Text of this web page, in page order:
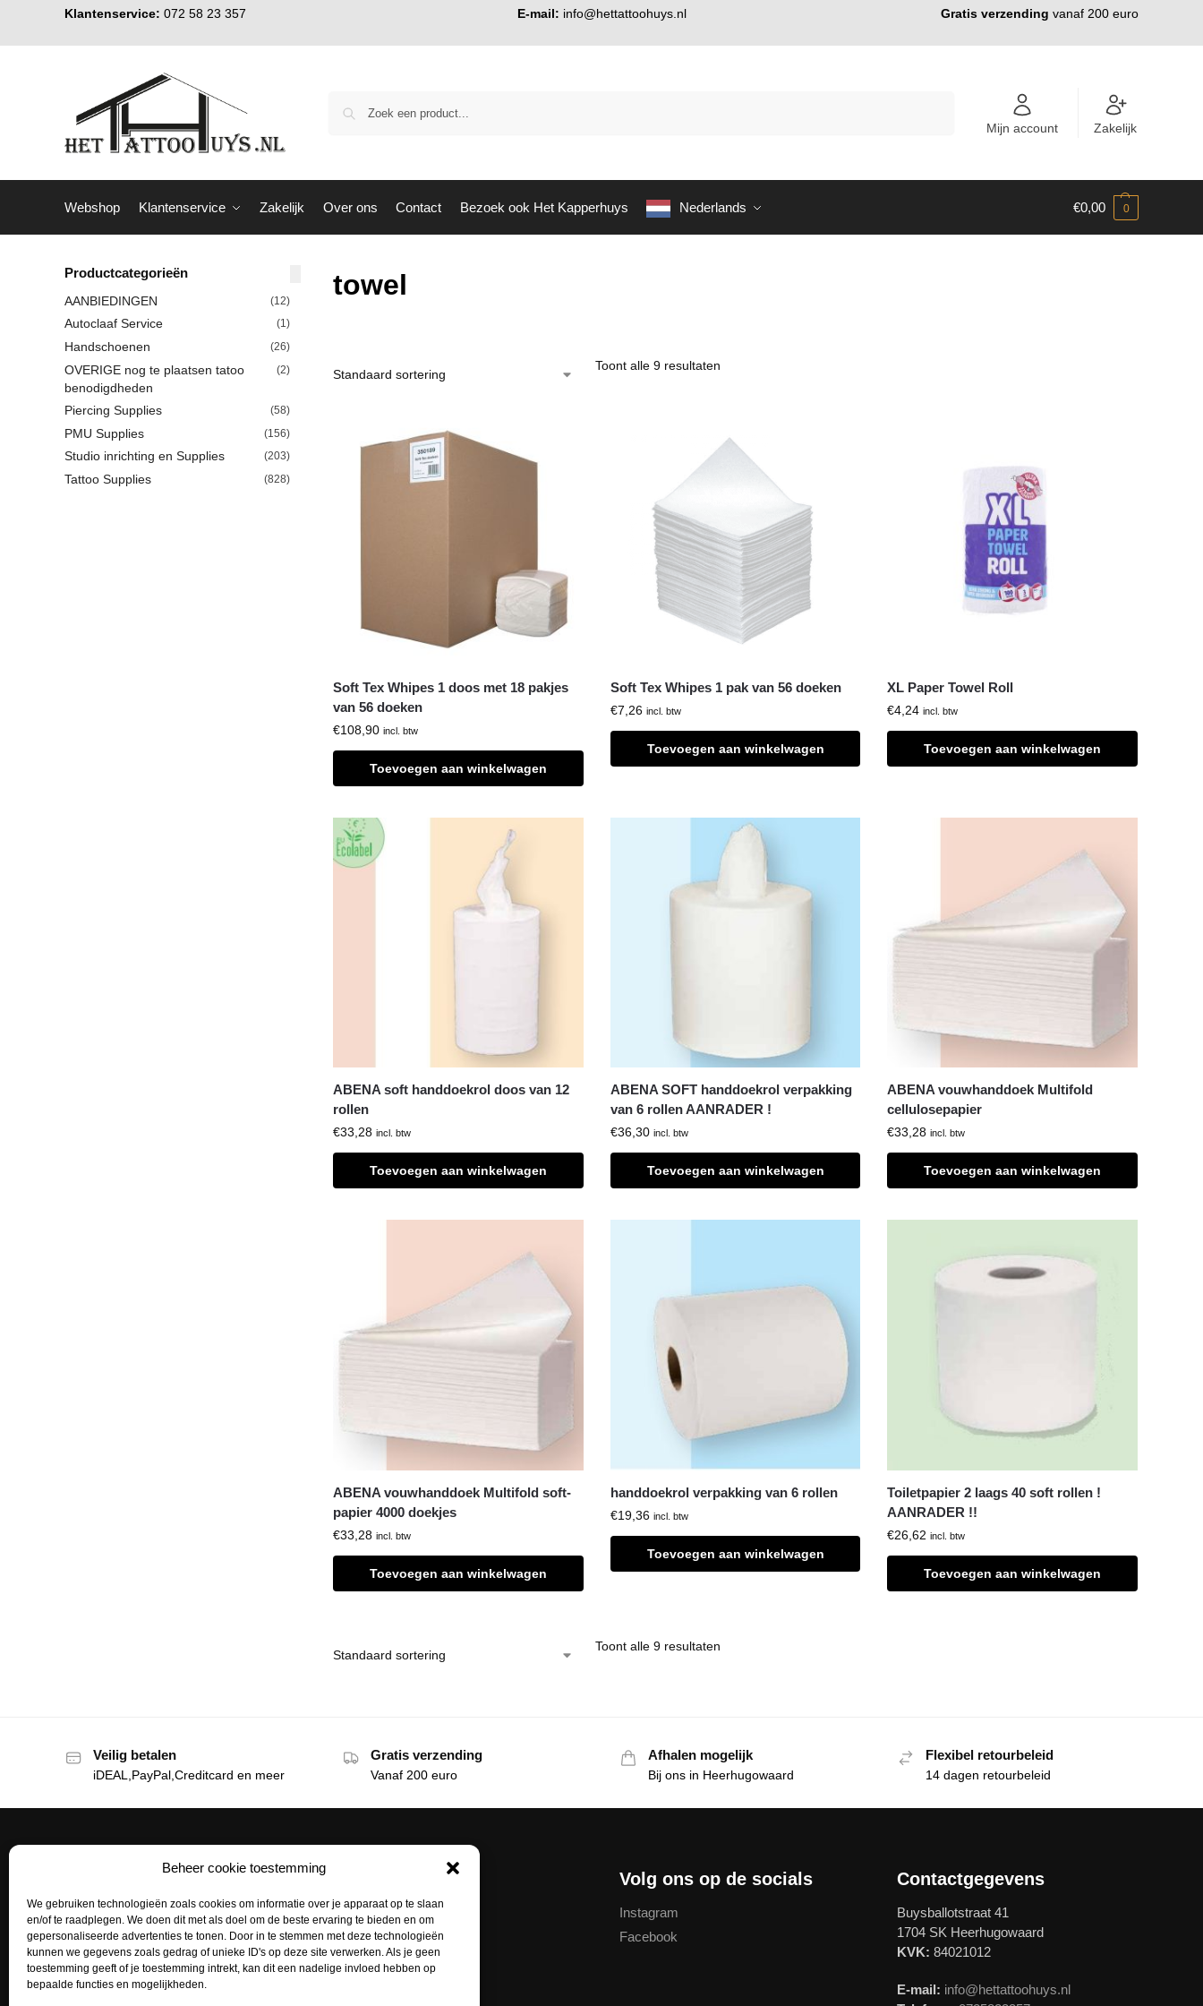
Beheer cookie toestemming
We gebruiken technologieën zoals cookies om informatie over je apparaat op te slaan
en/of te raadplegen. We doen dit met als doel om de beste ervaring te bieden en om
gepersonaliseerde advertenties te tonen. Door in te stemmen met deze technologieën
kunnen we gegevens zoals gedrag of unieke ID's op deze site verwerken. Als je geen
toestemming geeft of je toestemming intrekt, kan dit een nadelige invloed hebben op
bepaalde functies en mogelijkheden.
Klantenservice: 072 58 23 357 E-mail: info@hettattoohuys.nl Gratis verzending vanaf 200 euro
Mijn account Zakelijk
Webshop Klantenservice Zakelijk Over ons Contact Bezoek ook Het Kapperhuys Nederlands €0,00 0
towel
Toont alle 9 resultaten
Soft Tex Whipes 1 doos met 18 pakjes
van 56 doeken
€108,90 incl. btw
Toevoegen aan winkelwagen
Soft Tex Whipes 1 pak van 56 doeken
€7,26 incl. btw
Toevoegen aan winkelwagen
XL Paper Towel Roll
€4,24 incl. btw
Toevoegen aan winkelwagen
ABENA soft handdoekrol doos van 12
rollen
€33,28 incl. btw
Toevoegen aan winkelwagen
ABENA SOFT handdoekrol verpakking
van 6 rollen AANRADER !
€36,30 incl. btw
Toevoegen aan winkelwagen
ABENA vouwhanddoek Multifold
cellulosepapier
€33,28 incl. btw
Toevoegen aan winkelwagen
ABENA vouwhanddoek Multifold soft-
papier 4000 doekjes
€33,28 incl. btw
Toevoegen aan winkelwagen
handdoekrol verpakking van 6 rollen
€19,36 incl. btw
Toevoegen aan winkelwagen
Toiletpapier 2 laags 40 soft rollen !
AANRADER !!
€26,62 incl. btw
Toevoegen aan winkelwagen
Toont alle 9 resultaten
Productcategorieën
AANBIEDINGEN (12)
Autoclaaf Service (1)
Handschoenen (26)
OVERIGE nog te plaatsen tatoo
benodigdheden
(2)
Piercing Supplies (58)
PMU Supplies (156)
Studio inrichting en Supplies (203)
Tattoo Supplies (828)
Veilig betalen
iDEAL,PayPal,Creditcard en meer
Gratis verzending
Vanaf 200 euro
Afhalen mogelijk
Bij ons in Heerhugowaard
Flexibel retourbeleid
14 dagen retourbeleid
Het Tattoohuys
Een complete inrichting voor je
tattoostudio uitzoeken of het aanvullen
van je voorraad tattoo supplies: het kan
allemaal bij het Tattoohuys, dé
groothandel voor al jouw supplies.
Klantenservice
Bestellen
Betaalmethodes
Mijn account
Volg ons op de socials
Instagram
Facebook
Contactgegevens
Buysballotstraat 41
1704 SK Heerhugowaard
KVK: 84021012
E-mail: info@hettattoohuys.nl